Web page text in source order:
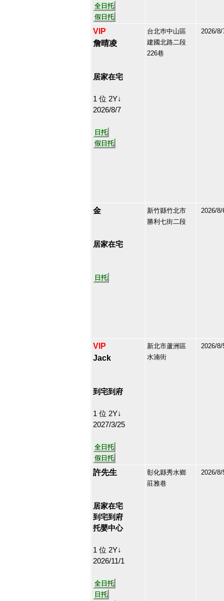
全日托
假日托
VIP
詹晴凌
居家在宅
1 位 2Y↓
2026/8/7
日托
假日托
台北巿中山區
建國北路二段
226巷
2026/8/
金
居家在宅
日托
新竹縣竹北市
勝利七街二段
2026/8/
VIP
Jack
到宅到府
1 位 2Y↓
2027/3/25
全日托
假日托
新北市蘆洲區
水湳街
2026/8/
許先生
居家在宅
到宅到府
托嬰中心
1 位 2Y↓
2026/11/1
全日托
日托
彰化縣秀水鄉
莊雅巷
2026/8/